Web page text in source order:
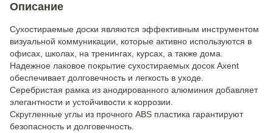
Описание
Сухостираемые доски являются эффективным инструментом
визуальной коммуникации, которые активно используются в
офисах, школах, на тренингах, курсах, а также дома.
Надежное лаковое покрытие сухостираемых досок Axent
обеспечивает долговечность и легкость в уходе.
Серебристая рамка из анодированного алюминия добавляет
элегантности и устойчивости к коррозии.
Скругленные углы из прочного ABS пластика гарантируют
безопасность и долговечность.